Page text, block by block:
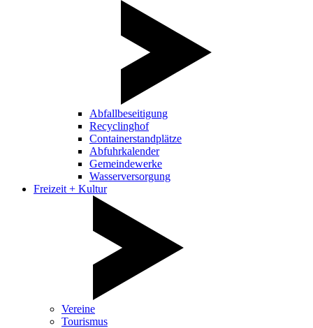
Abfallbeseitigung
Recyclinghof
Containerstandplätze
Abfuhrkalender
Gemeindewerke
Wasserversorgung
Freizeit + Kultur
Vereine
Tourismus